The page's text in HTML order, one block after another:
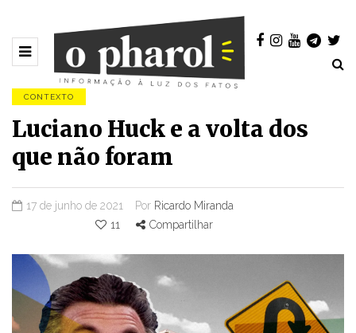
CONTEXTO
Luciano Huck e a volta dos
que não foram
17 de junho de 2021 Por Ricardo Miranda
11
Compartilhar